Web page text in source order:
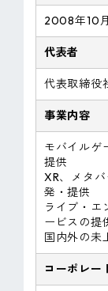
2008年10
代表者
代表取締役
事業内容
モバイルゲ
提供
XR、メタ
発・提供
ライブ・エ
ービスの提
国内外の未
コーポレー